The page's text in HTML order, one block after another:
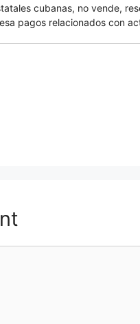
cubanas, no vende,
pagos relacionados con